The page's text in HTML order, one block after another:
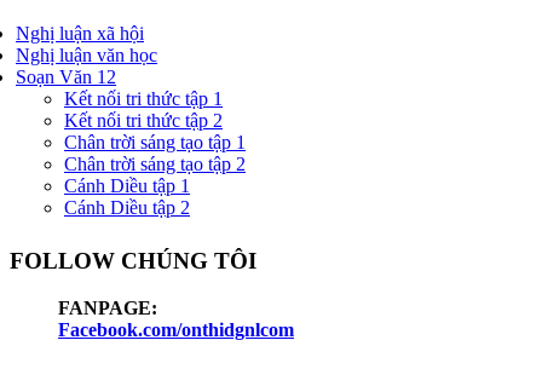
Nghị luận xã hội
Nghị luận văn học
Soạn Văn 12
Kết nối tri thức tập 1
Kết nối tri thức tập 2
Chân trời sáng tạo tập 1
Chân trời sáng tạo tập 2
Cánh Diều tập 1
Cánh Diều tập 2
FOLLOW CHÚNG TÔI
FANPAGE:
Facebook.com/onthidgnlcom